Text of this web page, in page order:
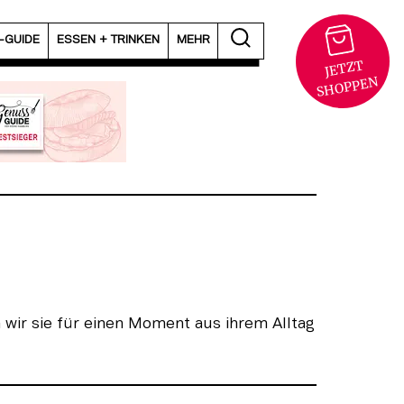
GUIDE ESSEN + TRINKEN MEHR
JETZT
S
HOPPEN
sie für einen Moment aus ihrem Alltag